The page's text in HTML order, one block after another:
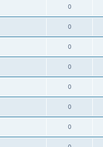
0
0
0
0
0
0
0